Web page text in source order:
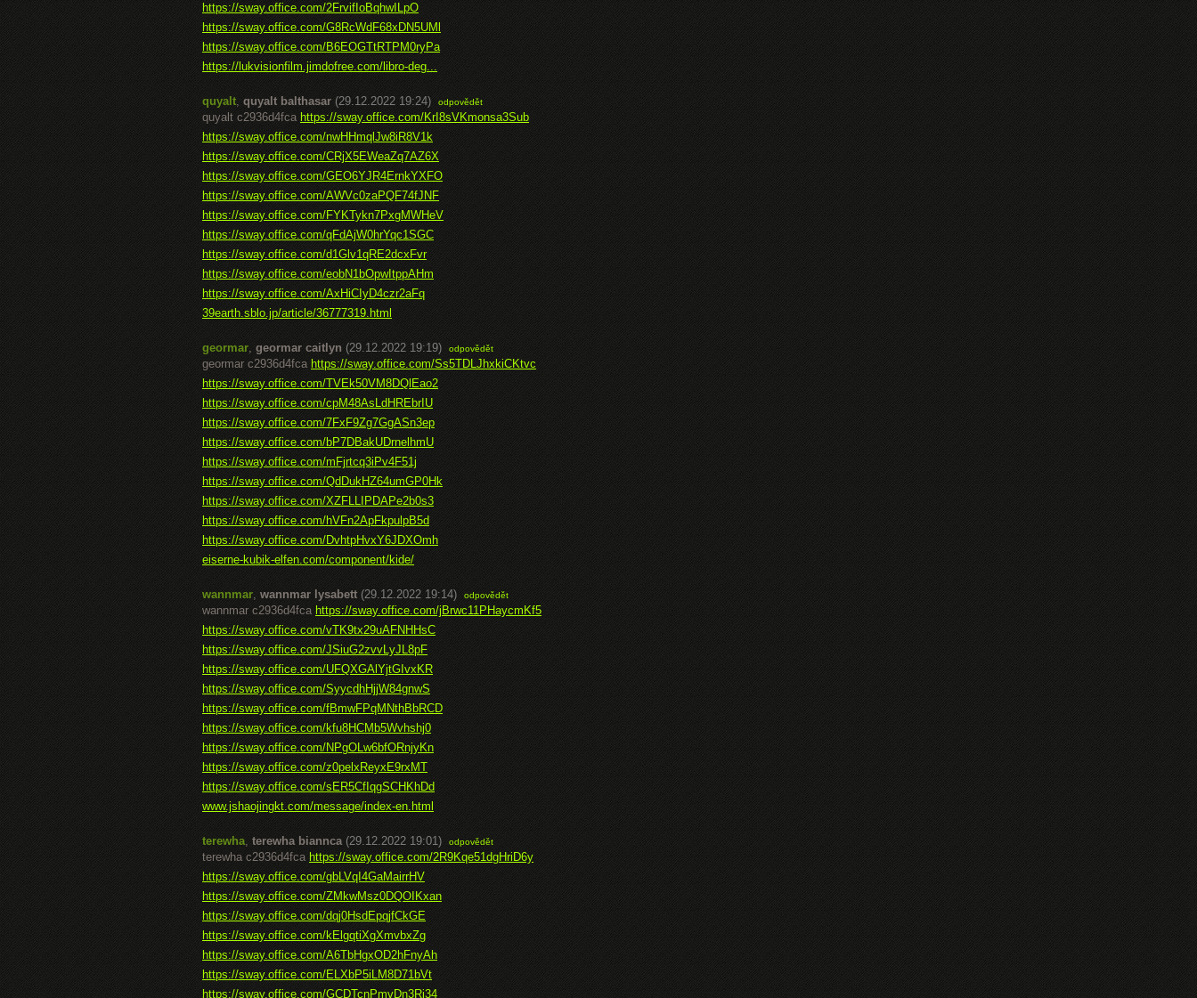
https://sway.office.com/2FrvifIoBqhwILpO
https://sway.office.com/G8RcWdF68xDN5UMl
https://sway.office.com/B6EOGTtRTPM0ryPa
https://lukvisionfilm.jimdofree.com/libro-deg...
quyalt, quyalt balthasar (29.12.2022 19:24) odpovědět
quyalt c2936d4fca https://sway.office.com/KrI8sVKmonsa3Sub
https://sway.office.com/nwHHmqlJw8iR8V1k
https://sway.office.com/CRjX5EWeaZq7AZ6X
https://sway.office.com/GEO6YJR4ErnkYXFO
https://sway.office.com/AWVc0zaPQF74fJNF
https://sway.office.com/FYKTykn7PxgMWHeV
https://sway.office.com/qFdAjW0hrYqc1SGC
https://sway.office.com/d1Glv1qRE2dcxFvr
https://sway.office.com/eobN1bOpwItppAHm
https://sway.office.com/AxHiCIyD4czr2aFq
39earth.sblo.jp/article/36777319.html
geormar, geormar caitlyn (29.12.2022 19:19) odpovědět
geormar c2936d4fca https://sway.office.com/Ss5TDLJhxkiCKtvc
https://sway.office.com/TVEk50VM8DQlEao2
https://sway.office.com/cpM48AsLdHREbrIU
https://sway.office.com/7FxF9Zg7GgASn3ep
https://sway.office.com/bP7DBakUDrnelhmU
https://sway.office.com/mFjrtcq3iPv4F51j
https://sway.office.com/QdDukHZ64umGP0Hk
https://sway.office.com/XZFLLIPDAPe2b0s3
https://sway.office.com/hVFn2ApFkpulpB5d
https://sway.office.com/DvhtpHvxY6JDXOmh
eiserne-kubik-elfen.com/component/kide/
wannmar, wannmar lysabett (29.12.2022 19:14) odpovědět
wannmar c2936d4fca https://sway.office.com/jBrwc11PHaycmKf5
https://sway.office.com/vTK9tx29uAFNHHsC
https://sway.office.com/JSiuG2zvvLyJL8pF
https://sway.office.com/UFQXGAlYjtGIvxKR
https://sway.office.com/SyycdhHjjW84gnwS
https://sway.office.com/fBmwFPqMNthBbRCD
https://sway.office.com/kfu8HCMb5Wvhshj0
https://sway.office.com/NPgOLw6bfORnjyKn
https://sway.office.com/z0pelxReyxE9rxMT
https://sway.office.com/sER5CfIqgSCHKhDd
www.jshaojingkt.com/message/index-en.html
terewha, terewha biannca (29.12.2022 19:01) odpovědět
terewha c2936d4fca https://sway.office.com/2R9Kqe51dgHriD6y
https://sway.office.com/gbLVqI4GaMairrHV
https://sway.office.com/ZMkwMsz0DQOIKxan
https://sway.office.com/dqj0HsdEpqjfCkGE
https://sway.office.com/kElgqtiXgXmvbxZg
https://sway.office.com/A6TbHgxOD2hFnyAh
https://sway.office.com/ELXbP5iLM8D71bVt
https://sway.office.com/GCDTcnPmvDn3Rj34